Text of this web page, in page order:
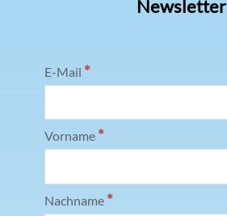
Newsletter
E-Mail *
Vorname *
Nachname *